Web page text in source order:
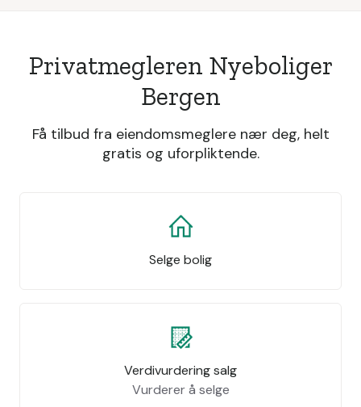
Privatmegleren Nyeboliger
Bergen
Få tilbud fra eiendomsmeglere nær deg, helt
gratis og uforpliktende.
Selge bolig
Verdivurdering salg
Vurderer å selge